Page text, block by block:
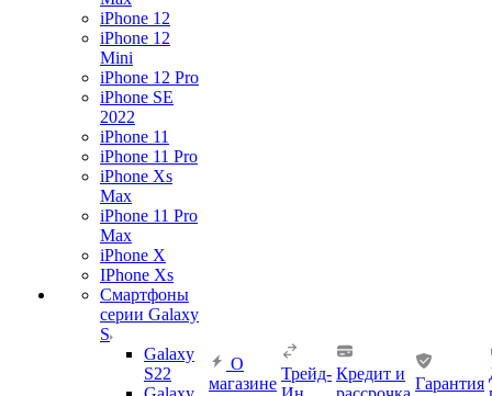
iPhone 12
iPhone 12
Mini
iPhone 12 Pro
iPhone SE
2022
iPhone 11
iPhone 11 Pro
iPhone Xs
Max
iPhone 11 Pro
Max
iPhone X
IPhone Xs
Смартфоны
серии Galaxy
S
Galaxy
S22
О
магазине
Трейд- Кредит и
Гарантия